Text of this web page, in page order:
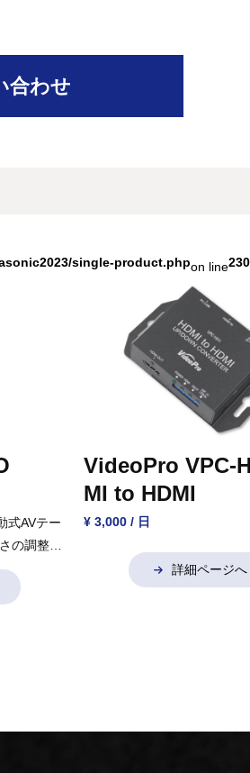
合わせ
single-product.phpon line230
式AVテー
の調整可
VideoPro VPC-
MI to HDMI
¥ 3,000 / 日
詳細ページへ